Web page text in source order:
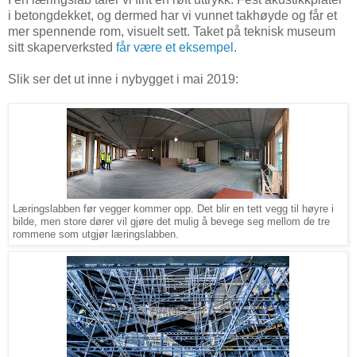
i betongdekket, og dermed har vi vunnet takhøyde og får et
mer spennende rom, visuelt sett. Taket på teknisk museum
sitt skaperverksted får være et eksempel .
Slik ser det ut inne i nybygget i mai 2019:
Læringslabben før vegger kommer opp. Det blir en tett vegg til høyre i
bilde, men store dører vil gjøre det mulig å bevege seg mellom de tre
rommene som utgjør læringslabben.